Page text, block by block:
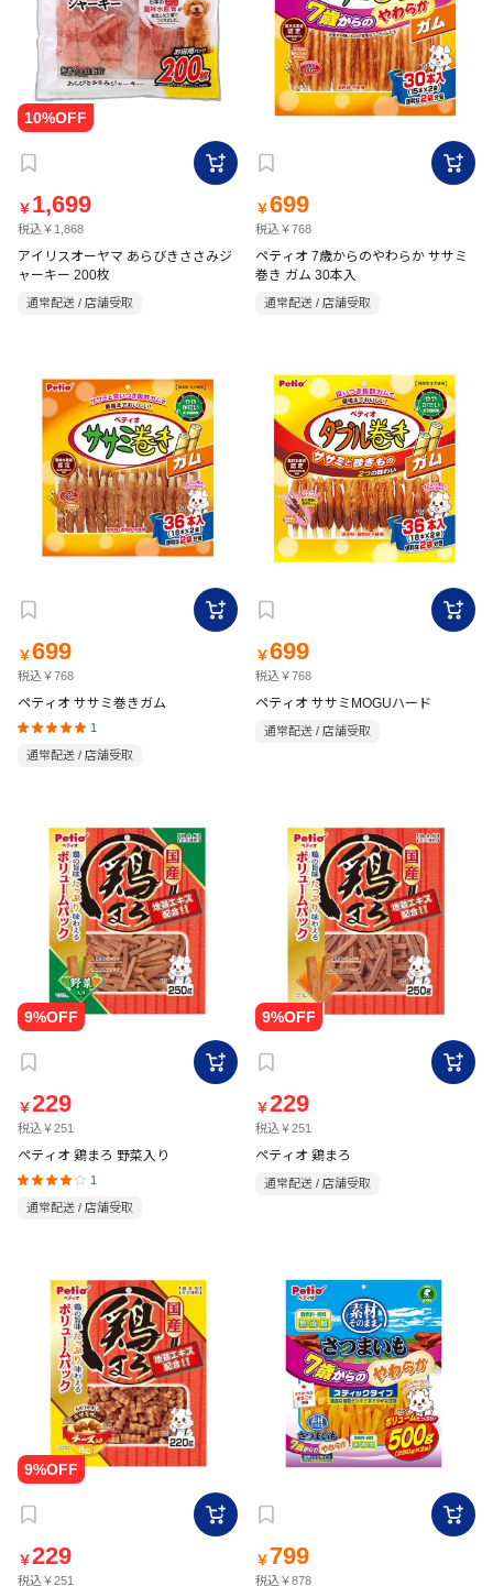
￥ 1,699
税込￥1,868
アイリスオーヤマ あらびきささみジ
ャーキー 200枚
通常配送 / 店舗受取
￥699
税込￥768
ペティオ 7歳からのやわらか ササミ
巻き ガム 30本入
通常配送 / 店舗受取
￥699
税込￥768
ペティオ ササミ巻きガム
1
通常配送 / 店舗受取
￥699
税込￥768
ペティオ ササミMOGUハード
通常配送 / 店舗受取
￥229
税込￥251
ペティオ 鶏まろ 野菜入り
1
通常配送 / 店舗受取
￥229
税込￥251
ペティオ 鶏まろ
通常配送 / 店舗受取
￥229
税込￥251
￥ 799
税込￥878